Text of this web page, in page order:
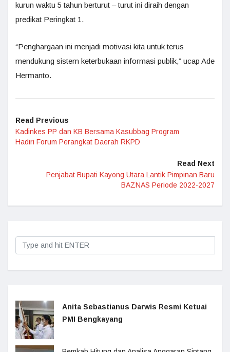
kurun waktu 5 tahun berturut – turut ini diraih dengan
predikat Peringkat 1.
“Penghargaan ini menjadi motivasi kita untuk terus
mendukung sistem keterbukaan informasi publik,” ucap Ade
Hermanto.
Read Previous
Kadinkes PP dan KB Bersama Kasubbag Program
Hadiri Forum Perangkat Daerah RKPD
Read Next
Penjabat Bupati Kayong Utara Lantik Pimpinan Baru
BAZNAS Periode 2022-2027
Anita Sebastianus Darwis Resmi Ketuai
PMI Bengkayang